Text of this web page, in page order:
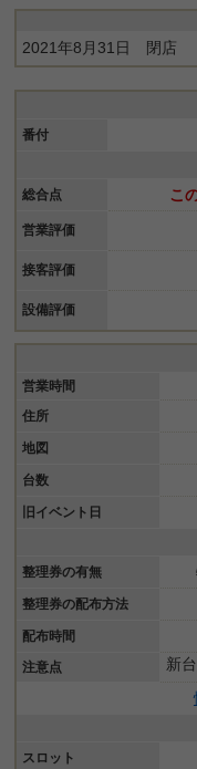
2021年8月31日 閉店
番付
総合点
こ
営業評価
接客評価
設備評価
営業時間
住所
地図
台数
旧イベント日
整理券の有無
整理券の配布方法
配布時間
注意点
新
スロット